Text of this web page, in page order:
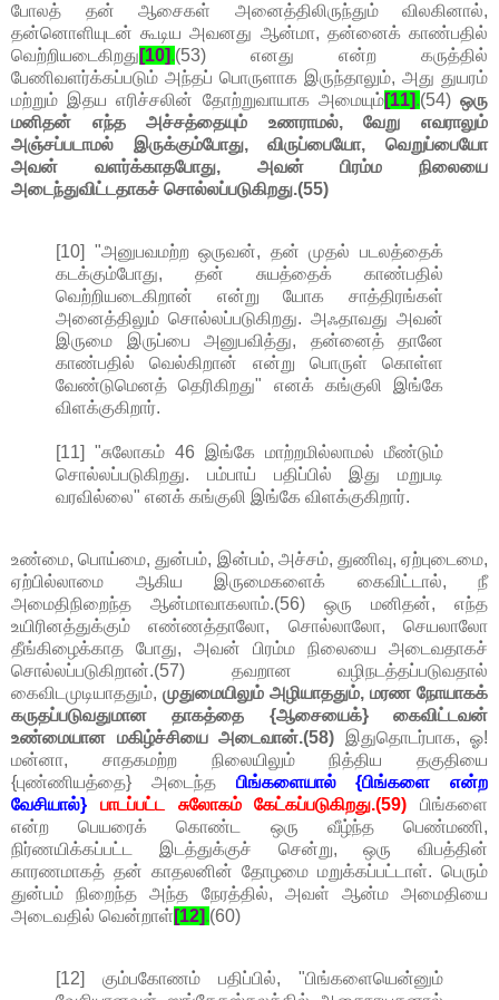
போலத் தன் ஆசைகள் அனைத்திலிருந்தும் விலகினால்,
தன்னொளியுடன் கூடிய அவனது ஆன்மா, தன்னைக் காண்பதில்
வெற்றியடைகிறது [10].(53) எனது என்ற கருத்தில்
பேணிவளர்க்கப்படும் அந்தப் பொருளாக இருந்தாலும், அது துயரம்
மற்றும் இதய எரிச்சலின் தோற்றுவாயாக அமையும்[11].(54)ஒரு
மனிதன் எந்த அச்சத்தையும் உணராமல், வேறு எவராலும்
அஞ்சப்படாமல் இருக்கும்போது, விருப்பையோ, வெறுப்பையோ
அவன் வளர்க்காதபோது, அவன் பிரம்ம நிலையை
அடைந்துவிட்டதாகச் சொல்லப்படுகிறது.(55)
[10] "அனுபவமற்ற ஒருவன், தன் முதல் படலத்தைக்
கடக்கும்போது, தன் சுயத்தைக் காண்பதில்
வெற்றியடைகிறான் என்று யோக சாத்திரங்கள்
அனைத்திலும் சொல்லப்படுகிறது. அஃதாவது அவன்
இருமை இருப்பை அனுபவித்து, தன்னைத் தானே
காண்பதில் வெல்கிறான் என்று பொருள் கொள்ள
வேண்டுமெனத் தெரிகிறது" எனக் கங்குலி இங்கே
விளக்குகிறார்.
[11] "சுலோகம் 46 இங்கே மாற்றமில்லாமல் மீண்டும்
சொல்லப்படுகிறது. பம்பாய் பதிப்பில் இது மறுபடி
வரவில்லை" எனக் கங்குலி இங்கே விளக்குகிறார்.
உண்மை, பொய்மை, துன்பம், இன்பம், அச்சம், துணிவு, ஏற்புடைமை,
ஏற்பில்லாமை ஆகிய இருமைகளைக் கைவிட்டால், நீ
அமைதிநிறைந்த ஆன்மாவாகலாம்.(56) ஒரு மனிதன், எந்த
உயிரினத்துக்கும் எண்ணத்தாலோ, சொல்லாலோ, செயலாலோ
தீங்கிழைக்காத போது, அவன் பிரம்ம நிலையை அடைவதாகச்
சொல்லப்படுகிறான்.(57) தவறான வழிநடத்தப்படுவதால்
கைவிடமுடியாததும், முதுமையிலும் அழியாததும், மரண நோயாகக்
கருதப்படுவதுமான தாகத்தை {ஆசையைக்} கைவிட்டவன்
உண்மையான மகிழ்ச்சியை அடைவான்.(58) இதுதொடர்பாக, ஓ!
மன்னா, சாதகமற்ற நிலையிலும் நித்திய தகுதியை
{புண்ணியத்தை} அடைந்த பிங்களையால் {பிங்களை என்ற
வேசியால்} பாடப்பட்ட சுலோகம் கேட்கப்படுகிறது.(59) பிங்களை
என்ற பெயரைக் கொண்ட ஒரு வீழ்ந்த பெண்மணி,
நிர்ணயிக்கப்பட்ட இடத்துக்குச் சென்று, ஒரு விபத்தின்
காரணமாகத் தன் காதலனின் தோழமை மறுக்கப்பட்டாள். பெரும்
துன்பம் நிறைந்த அந்த நேரத்தில், அவள் ஆன்ம அமைதியை
அடைவதில் வென்றாள் [12].(60)
[12] கும்பகோணம் பதிப்பில், "பிங்களையென்னும்